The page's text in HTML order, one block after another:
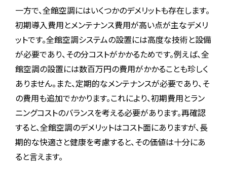
一方で、全館空調にはいくつかのデメリットも存在します。
初期導入費用とメンテナンス費用が高い点が主なデメリ
ットです。全館空調システムの設置には高度な技術と設備
が必要であり、その分コストがかかるためです。例えば、全
館空調の設置には数百万円の費用がかかることも珍しく
ありません。また、定期的なメンテナンスが必要であり、そ
の費用も追加でかかります。これにより、初期費用とラン
ニングコストのバランスを考える必要があります。再確認
すると、全館空調のデメリットはコスト面にありますが、長
期的な快適さと健康を考慮すると、その価値は十分にあ
ると言えます。